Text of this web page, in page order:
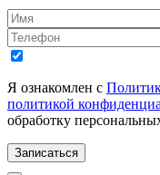
Я ознакомлен с
политикой
обработку
Записаться